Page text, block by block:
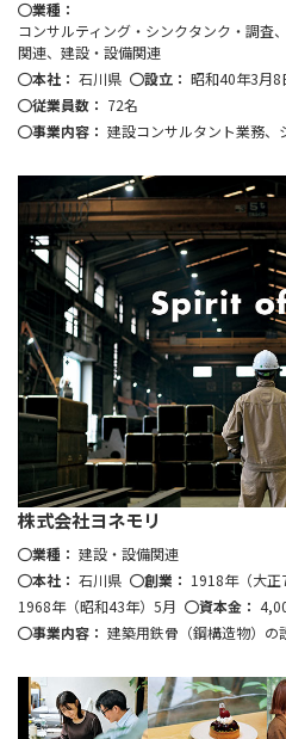
業種：
コンサルティング・シンクタンク・調査
関連、建設・設備関連
本社： 石川県 設立： 昭和40年3月8
従業員数： 72名
事業内容： 建設コンサルタント業務、
株式会社ヨネモリ
業種： 建設・設備関連
本社： 石川県 創業： 1918年（大正
1968年（昭和43年）5月
資本金：
事業内容： 建築用鉄骨（鋼構造物）の